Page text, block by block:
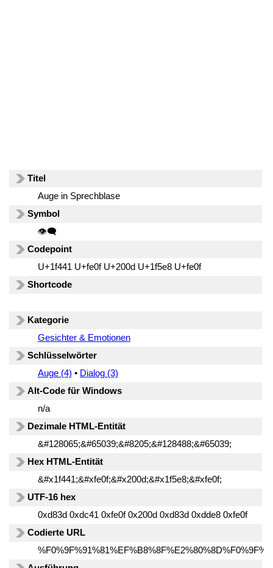
Titel
Auge in Sprechblase
Symbol
👁️‍🗨️
Codepoint
U+1f441 U+fe0f U+200d U+1f5e8 U+fe0f
Shortcode
Kategorie
Gesichter & Emotionen
Schlüsselwörter
Auge (4) • Dialog (3)
Alt-Code für Windows
n/a
Dezimale HTML-Entität
&#128065;&#65039;&#8205;&#128488;&#65039;
Hex HTML-Entität
&#x1f441;&#xfe0f;&#x200d;&#x1f5e8;&#xfe0f;
UTF-16 hex
0xd83d 0xdc41 0xfe0f 0x200d 0xd83d 0xdde8 0xfe0f
Codierte URL